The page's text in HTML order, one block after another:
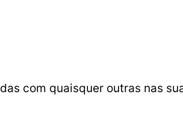
com quaisquer outras nas